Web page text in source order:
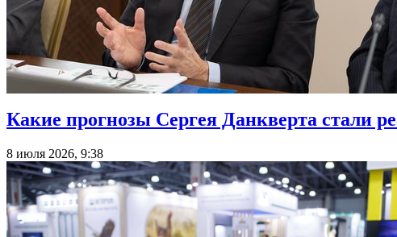
Какие прогнозы Сергея Данкверта стали
8 июля 2026, 9:38